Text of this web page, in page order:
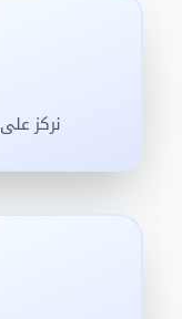
نركز